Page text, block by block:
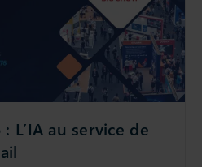
L’IA au service de